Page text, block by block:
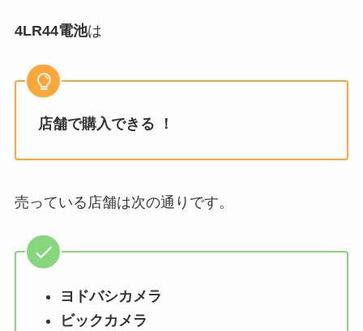
4LR44電池は
店舗で購入できる ！
売っている店舗は次の通りです。
ヨドバシカメラ
ビックカメラ